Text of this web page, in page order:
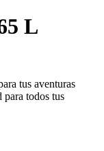
L
tus aventuras
para todos tus